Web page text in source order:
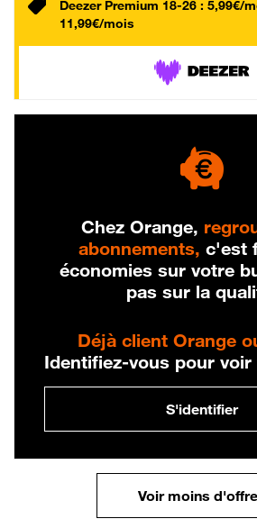
Deezer Premium 18-26 : 5,99€/
11,99€/mois
Chez Orange,
abonnements, c'est
économies sur votre
pas sur la
Déjà client Orange
Identifiez-vous pour
S'identifier
Voir moins